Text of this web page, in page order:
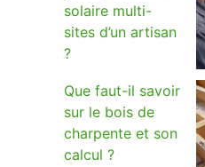
solaire multi-
sites d’un artisan
?
Que faut-il savoir
sur le bois de
charpente et son
calcul ?